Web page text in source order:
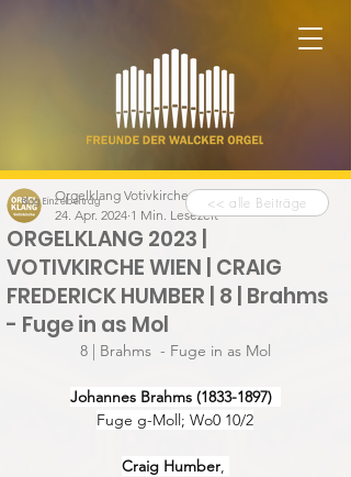
ORGELKLANG 2023 |
VOTIVKIRCHE WIEN | CRAIG
FREDERICK HUMBER | 8 | Brahms
- Fuge in as Mol
Orgelklang Votivkirche
24. Apr. 2024 1 Min. Lesezeit
8 | Brahms  - Fuge in as Mol
Johannes Brahms (1833-1897)
Fuge g-Moll; Wo0 10/2
Craig Humber,
<< alle Beiträge
Blog Einzelbeitrag